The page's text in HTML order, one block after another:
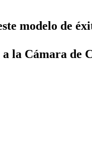
modelo de
la Cámara de